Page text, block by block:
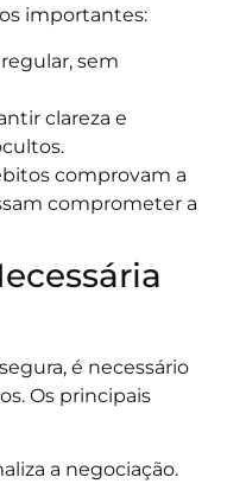
importantes:
sem
clareza e
comprovam a
comprometer a
é necessário
Os principais
a negociação.